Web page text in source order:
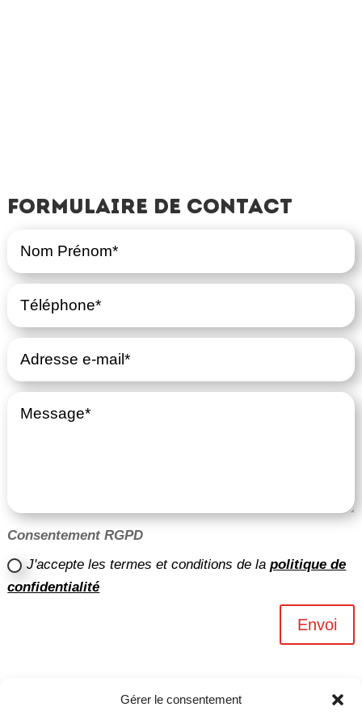
Gérer le consentement
Formulaire de contact
Consentement RGPD
J'accepte les termes et conditions de lapolitique de
confidentialité
Envoi